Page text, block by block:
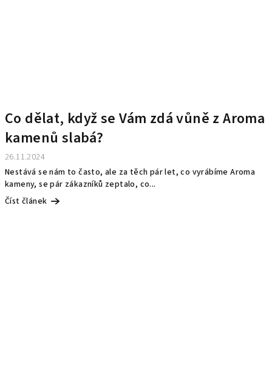
Co dělat, když se Vám zdá vůně z Aroma
kamenů slabá?
26.11.2024
Nestává se nám to často, ale za těch pár let, co vyrábíme Aroma
kameny, se pár zákazníků zeptalo, co...
Číst článek